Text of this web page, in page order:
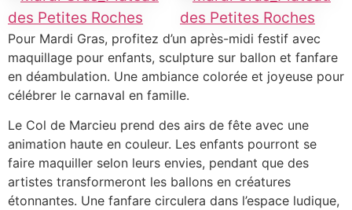
Pour Mardi Gras, profitez d’un après-midi festif avec
maquillage pour enfants, sculpture sur ballon et fanfare
en déambulation. Une ambiance colorée et joyeuse pour
célébrer le carnaval en famille.
Le Col de Marcieu prend des airs de fête avec une
animation haute en couleur. Les enfants pourront se
faire maquiller selon leurs envies, pendant que des
artistes transformeront les ballons en créatures
étonnantes. Une fanfare circulera dans l’espace ludique,